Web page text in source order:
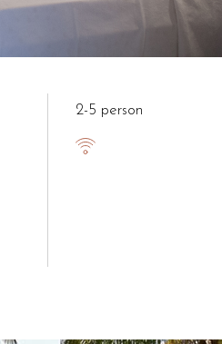
2-5 person